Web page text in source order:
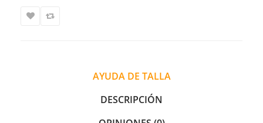
AYUDA DE TALLA
DESCRIPCIÓN